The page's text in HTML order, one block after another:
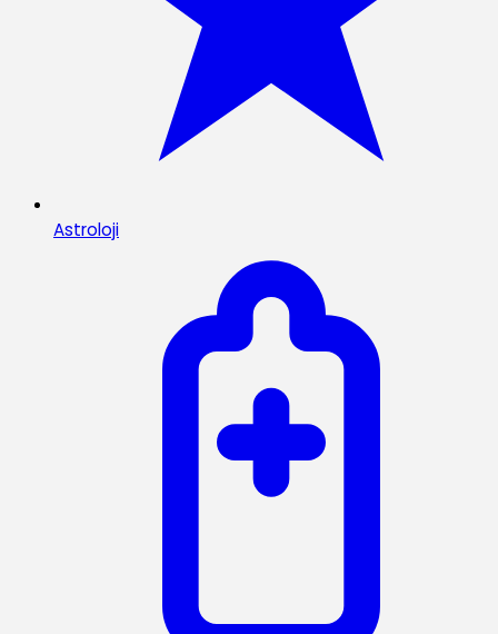
Astroloji